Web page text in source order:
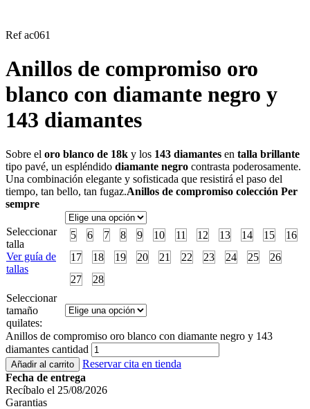
Ref ac061
Anillos de compromiso oro
blanco con diamante negro y
143 diamantes
Sobre el oro blanco de 18k y los 143 diamantes en talla brillante
tipo pavé, un espléndido diamante negro contrasta poderosamente.
Una combinación elegante y sofisticada que resistirá el paso del
tiempo, tan bello, tan fugaz.Anillos de compromiso colección Per
sempre
Seleccionar
talla
Ver guía de
tallas
5 6 7 8 9 10 11 12 13 14 15
16
17
18 19 20 21 22 23 24 25
26
27
28
Seleccionar
tamaño
quilates:
Anillos de compromiso oro blanco con diamante negro y 143
diamantes cantidad
Añadir al carrito
Reservar cita en tienda
Fecha de entrega
Recíbalo el 25/08/2026
Garantias